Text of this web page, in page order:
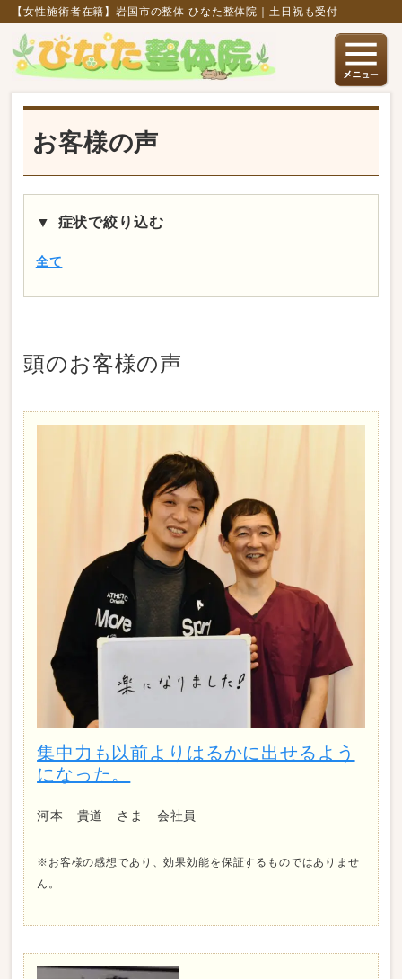
【女性施術者在籍】岩国市の整体 ひなた整体院｜土日祝も受付
お客様の声
症状で絞り込む
全て
頭のお客様の声
集中力も以前よりはるかに出せるよう
になった。
河本 貴道 さま 会社員
※お客様の感想であり、効果効能を保証するものではありませ
ん。